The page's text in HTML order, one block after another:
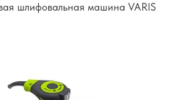
шлифовальная машина VARIS